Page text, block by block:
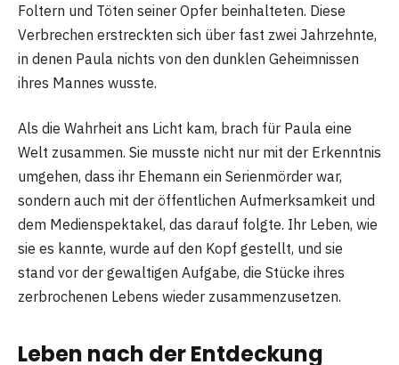
Foltern und Töten seiner Opfer beinhalteten. Diese
Verbrechen erstreckten sich über fast zwei Jahrzehnte,
in denen Paula nichts von den dunklen Geheimnissen
ihres Mannes wusste.
Als die Wahrheit ans Licht kam, brach für Paula eine
Welt zusammen. Sie musste nicht nur mit der Erkenntnis
umgehen, dass ihr Ehemann ein Serienmörder war,
sondern auch mit der öffentlichen Aufmerksamkeit und
dem Medienspektakel, das darauf folgte. Ihr Leben, wie
sie es kannte, wurde auf den Kopf gestellt, und sie
stand vor der gewaltigen Aufgabe, die Stücke ihres
zerbrochenen Lebens wieder zusammenzusetzen.
Leben nach der Entdeckung